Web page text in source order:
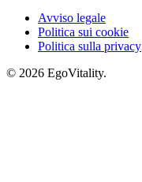
Avviso legale
Politica sui cookie
Politica sulla privacy
© 2026 EgoVitality.